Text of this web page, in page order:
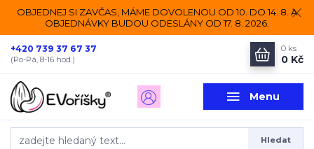
OBJEDNEJ SI ZAVČAS, MÁME DOVOLENOU OD 10. DO 14. 8. A
OBJEDNÁVKY BUDOU ODESLÁNY OD 17. 8. 2026.
Menu
Hledat
+420 739 37 67 37
(Po-Pá, 8-16 hod.)
0 ks
0 Kč